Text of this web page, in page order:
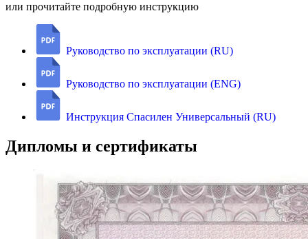
или прочитайте подробную инструкцию
Руководство по эксплуатации (RU)
Руководство по эксплуатации (ENG)
Инструкция Спасилен Универсальный (RU)
Дипломы и сертификаты